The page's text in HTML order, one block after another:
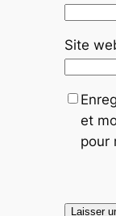
Site
et
pour